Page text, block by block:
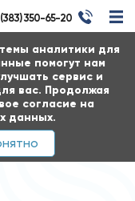
аналитики для
помогут нам
сервис и
вас. Продолжая
согласие на
данных.
(383) 350-65-20